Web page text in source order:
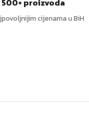
cijenama u BiH